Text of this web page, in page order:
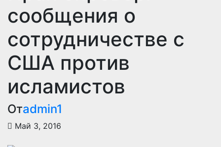
сообщения о
сотрудничестве с
США против
исламистов
Отadmin1
Май 3, 2016